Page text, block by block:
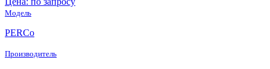
Модель
PERCo
Производитель